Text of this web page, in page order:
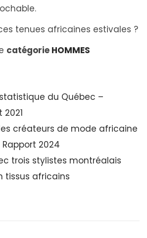
tenues africaines estivales ?
catégorie HOMMES
du Québec –
créateurs de mode africaine
2024
trois stylistes montréalais
tissus africains